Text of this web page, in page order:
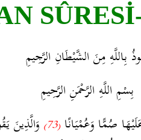
بِاللَّهِ مِنَ الشَّيْطَانِ الرَّجِيمِ
بِسْمِ اللَّهِ الرَّحْمَنِ الرَّحِيمِ
صُمًّا وَعُمْيَانًا(73)
وَالَّذِينَ